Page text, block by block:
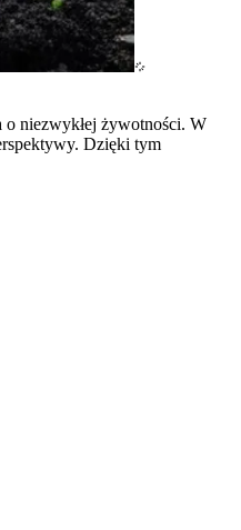
o niezwykłej żywotności. W
Dzięki tym